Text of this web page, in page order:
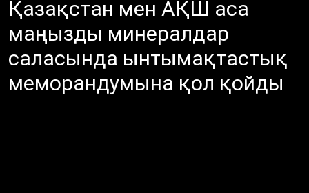
Қазақстан мен АҚШ аса
маңызды минералдар
саласында ынтымақтастық
меморандумына қол қойды